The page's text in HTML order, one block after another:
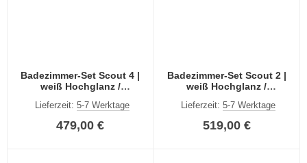
Badezimmer-Set Scout 4 |
weiß Hochglanz /
Lieferzeit: 5-7 Werktage
479,00 €
Badezimmer-Set Scout 2 |
weiß Hochglanz /
Lieferzeit:5-7 Werktage
519,00 €